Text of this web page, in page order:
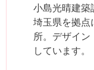
小島光晴建築
埼玉県を拠点
所。デザイ
しています。